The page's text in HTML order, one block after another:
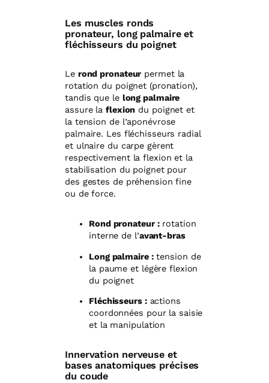
Les muscles ronds
pronateur, long palmaire et
fléchisseurs du poignet
Le rond pronateur permet la
rotation du poignet (pronation),
tandis que le long palmaire
assure laflexion du poignet et
la tension de l’aponévrose
palmaire. Les fléchisseurs radial
et ulnaire du carpe gèrent
respectivement la flexion et la
stabilisation du poignet pour
des gestes de préhension fine
ou de force.
Rond pronateur :rotation
interne de l’avant-bras
Long palmaire :tension de
la paume et légère flexion
du poignet
Fléchisseurs :actions
coordonnées pour la saisie
et la manipulation
Innervation nerveuse et
bases anatomiques précises
du coude